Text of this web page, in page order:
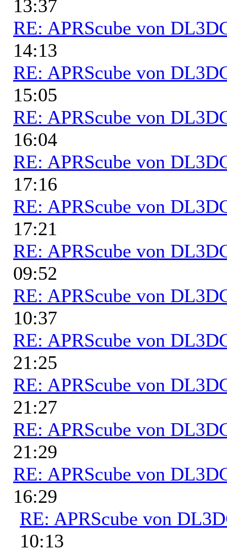
13:37
RE: APRScube von
14:13
RE: APRScube von
15:05
RE: APRScube von
16:04
RE: APRScube von
17:16
RE: APRScube von
17:21
RE: APRScube von
09:52
RE: APRScube von
10:37
RE: APRScube von
21:25
RE: APRScube von
21:27
RE: APRScube von
21:29
RE: APRScube von
16:29
RE: APRScube von
10:13